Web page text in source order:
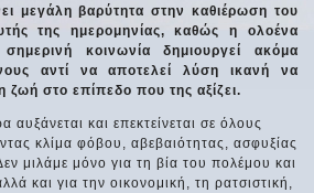
μεγάλη βαρύτητα στην καθιέρωση του
της ημερομηνίας, καθώς η ολοένα
κοινωνία δημιουργεί ακόμα
αντί να αποτελεί λύση ικανή να
ζωή στο επίπεδο που της αξίζει.
και επεκτείνεται σε όλους
κλίμα φόβου, αβεβαιότητας, ασφυξίας
μιλάμε μόνο για τη βία του πολέμου και
και για την οικονομική, τη ρατσιστική,